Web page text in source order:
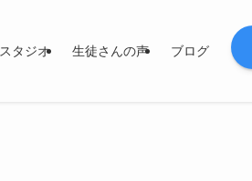
スタジオ 生徒さんの声 ブログ